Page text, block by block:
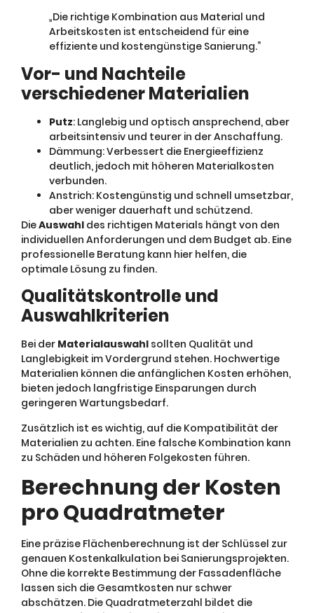
„Die richtige Kombination aus Material und
Arbeitskosten ist entscheidend für eine
effiziente und kostengünstige Sanierung.“
Vor- und Nachteile
verschiedener Materialien
Putz: Langlebig und optisch ansprechend, aber
arbeitsintensiv und teurer in der Anschaffung.
Dämmung: Verbessert die Energieeffizienz
deutlich, jedoch mit höheren Materialkosten
verbunden.
Anstrich: Kostengünstig und schnell umsetzbar,
aber weniger dauerhaft und schützend.
DieAuswahl des richtigen Materials hängt von den
individuellen Anforderungen und dem Budget ab. Eine
professionelle Beratung kann hier helfen, die
optimale Lösung zu finden.
Qualitätskontrolle und
Auswahlkriterien
Bei der Materialauswahl sollten Qualität und
Langlebigkeit im Vordergrund stehen. Hochwertige
Materialien können die anfänglichen Kosten erhöhen,
bieten jedoch langfristige Einsparungen durch
geringeren Wartungsbedarf.
Zusätzlich ist es wichtig, auf die Kompatibilität der
Materialien zu achten. Eine falsche Kombination kann
zu Schäden und höheren Folgekosten führen.
Berechnung der Kosten
pro Quadratmeter
Eine präzise Flächenberechnung ist der Schlüssel zur
genauen Kostenkalkulation bei Sanierungsprojekten.
Ohne die korrekte Bestimmung der Fassadenfläche
lassen sich die Gesamtkosten nur schwer
abschätzen. Die Quadratmeterzahl bildet die